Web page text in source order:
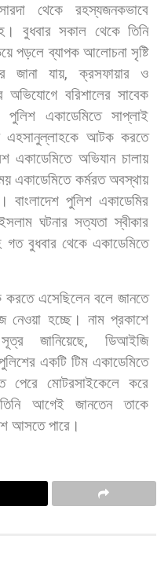
থেকে
রহস্যজনকভাবে
বুধবার সকাল থেকে তিনি
পড়লে ব্যাপক আলোচনা সৃষ্টি
জানা যায়,ক্রসফায়ার
ও
অভিযোগে বরিশালের সাবেক
পুলিশ একাডেমিতে
সাপ্লাই
এহসানুল্লাহকে আটক করতে
একাডেমিতে অভিযান চালায়
একাডেমিতে কর্মরত অবস্থায়
বাংলাদেশ পুলিশ একাডেমির
ঘটনার সত্যতা স্বীকার
গত বুধবার থেকে একাডেমিতে
করতে এসেছিলেন বলে জানতে
নেওয়া হচ্ছে। নাম প্রকাশে
সূত্র জানিয়েছে,ডিআইজি
একটি টিম একাডেমিতে
পেরে মোটরসাইকেলে করে
তিনি আগেই জানতেন
তাকে
আসতে পারে।